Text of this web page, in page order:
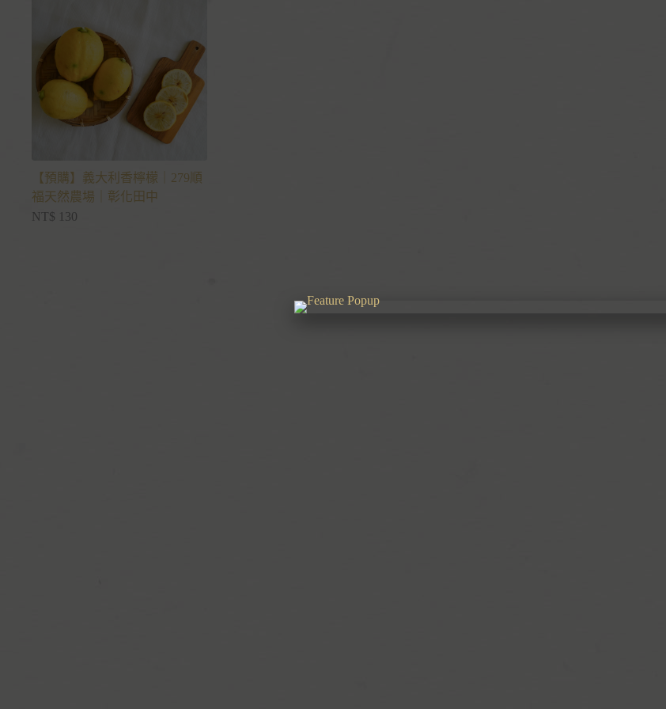
【預購】義大利香檸檬｜279順
福天然農場｜彰化田中
NT$ 130